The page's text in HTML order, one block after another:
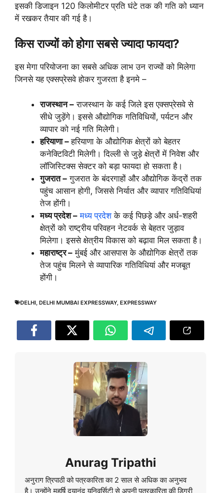
इसकी डिजाइन 120 किलोमीटर प्रति घंटे तक की गति को ध्यान
में रखकर तैयार की गई है।
किस राज्यों को होगा सबसे ज्यादा फायदा?
इस मेगा परियोजना का सबसे अधिक लाभ उन राज्यों को मिलेगा
जिनसे यह एक्सप्रेसवे होकर गुजरता है इनमे –
राजस्थान – राजस्थान के कई जिले इस एक्सप्रेसवे से
सीधे जुड़ेंगे। इससे औद्योगिक गतिविधियों, पर्यटन और
व्यापार को नई गति मिलेगी।
हरियाणा –हरियाणा के औद्योगिक क्षेत्रों को बेहतर
कनेक्टिविटी मिलेगी। दिल्ली से जुड़े क्षेत्रों में निवेश और
लॉजिस्टिक्स सेक्टर को बड़ा फायदा हो सकता है।
गुजरात – गुजरात के बंदरगाहों और औद्योगिक केंद्रों तक
पहुंच आसान होगी, जिससे निर्यात और व्यापार गतिविधियां
तेज होंगी।
मध्य प्रदेश – मध्य प्रदेशके कई पिछड़े और अर्ध-शहरी
क्षेत्रों को राष्ट्रीय परिवहन नेटवर्क से बेहतर जुड़ाव
मिलेगा। इससे क्षेत्रीय विकास को बढ़ावा मिल सकता है।
महाराष्ट्र – मुंबई और आसपास के औद्योगिक क्षेत्रों तक
तेज पहुंच मिलने से व्यापारिक गतिविधियां और मजबूत
होंगी।
DELHI DELHI MUMBAI EXPRESSWAY, EXPRESSWAY
Anurag Tripathi
अनुराग त्रिपाठी को पत्रकारिता का 2 साल से अधिक का अनुभव
है। उन्होंने महर्षि दयानंद यूनिवर्सिटी से अपनी पत्रकारिता की डिग्री